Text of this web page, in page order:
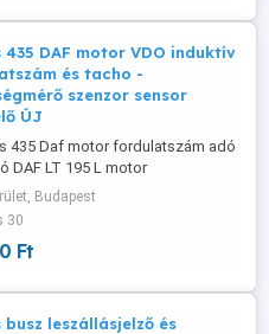
DAF motor VDO induktív
és tacho -
szenzor sensor
ÚJ
435 Daf motor fordulatszám adó
DAF LT 195 L motor
adó. DAF motorok
adója VDO. Új alkatrész
804-005-002C Adó típusa:
250Hz Menet: M18 x 1,5
visszatérő Csatlakozó:
pólusú tű ...
Budapest
30
Ft
leszállásjelző és